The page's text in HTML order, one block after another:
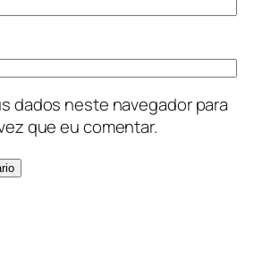
dados neste navegador para
que eu comentar.